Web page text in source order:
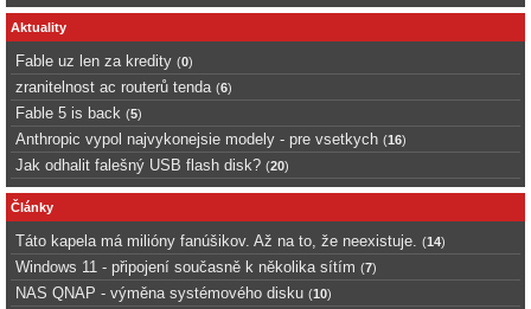
Aktuality
Fable uz len za kredity (0)
zranitelnost ac routerů tenda (6)
Fable 5 is back (5)
Anthropic vypol najvykonejsie modely - pre vsetkych (16)
Jak odhalit falešný USB flash disk? (20)
Články
Táto kapela má milióny fanúšikov. Až na to, že neexistuje. (14)
Windows 11 - připojení současně k několika sítím (7)
NAS QNAP - výměna systémového disku (10)